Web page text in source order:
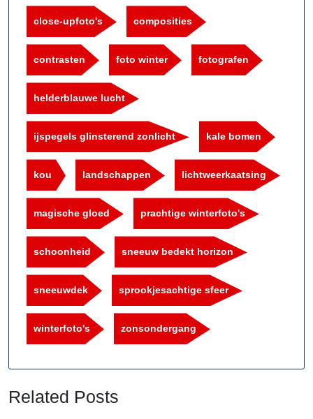
close-upfoto's composities
contrasten foto winter fotografen
helderblauwe lucht
ijspegels glinsterend zonlicht kale bomen
kou landschappen lichtweerkaatsing
magische gloed prachtige winterfoto's
schoonheid sneeuw bedekt horizon
sneeuwdek sprookjesachtige sfeer
winterfoto's zonsondergang
Related Posts